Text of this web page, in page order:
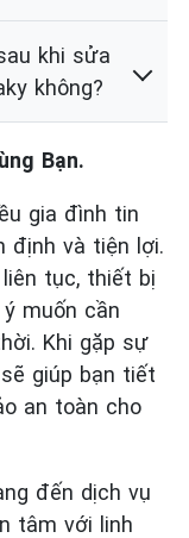
khi sửa
không?
Bạn.
gia đình tin
định và tiện lợi.
tục, thiết bị
muốn cần
Khi gặp sự
giúp bạn tiết
an toàn cho
đến dịch vụ
tâm với linh